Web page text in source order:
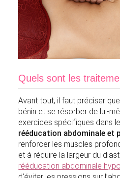
Quels sont les
Avant tout, il faut préciser
bénin et se résorber de lui-
exercices spécifiques dans
rééducation abdominale et
renforcer les muscles
et à réduire la largeur du
rééducation abdominale